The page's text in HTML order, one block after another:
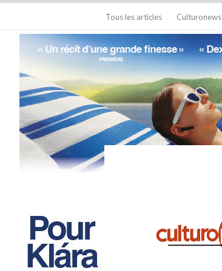
Tous les articles Culturonews